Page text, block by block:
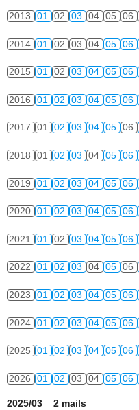
2013 01 02 03 04 05 06
2014 01 02 03 04 05 06
2015 01 02 03 04 05 06
2016 01 02 03 04 05 06
2017 01 02 03 04 05 06
2018 01 02 03 04 05 06
2019 01 02 03 04 05 06
2020 01 02 03 04 05 06
2021 01 02 03 04 05 06
2022 01 02 03 04 05 06
2023 01 02 03 04 05 06
2024 01 02 03 04 05 06
2025 01 02 03 04 05 06
2026 01 02 03 04 05 06
2025/03 2 mails